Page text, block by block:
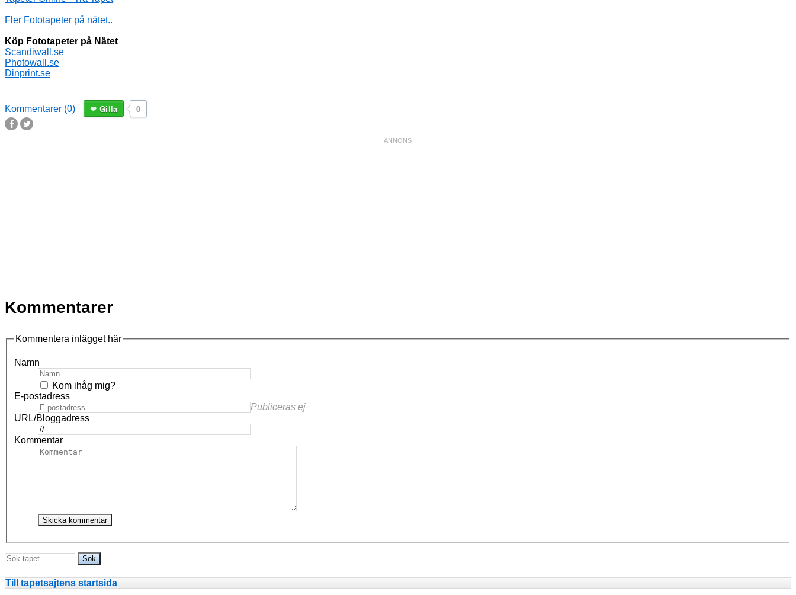
Fler Fototapeter på nätet..
Köp Fototapeter på Nätet
Scandiwall.se
Photowall.se
Dinprint.se
Kommentarer (0) 0
Gilla
Kommentarer
Kommentera inlägget här
Namn
Kom ihåg mig?
E-postadress
Publiceras ej
URL/Bloggadress
Kommentar
Till tapetsajtens startsida